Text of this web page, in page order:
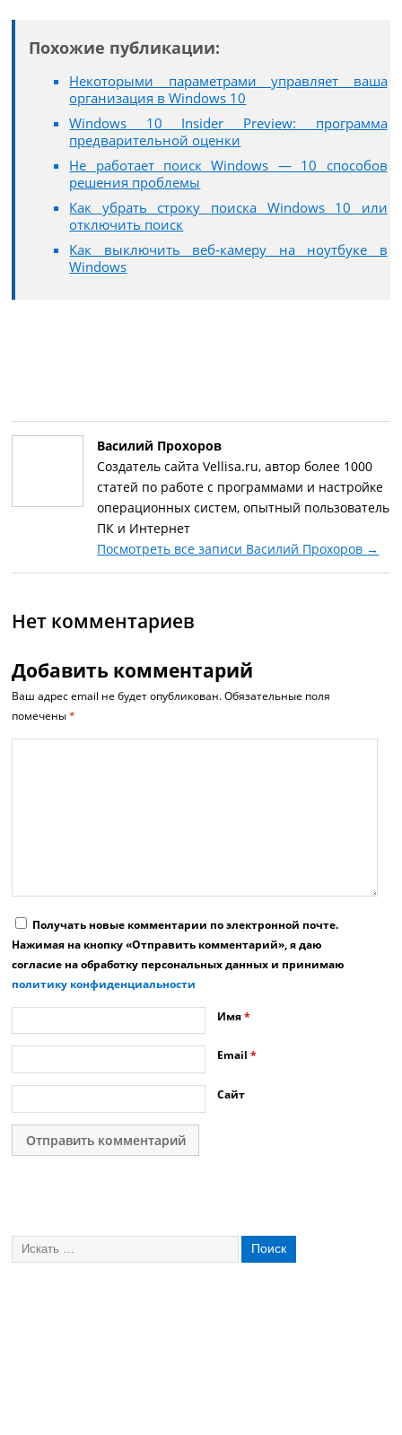
Похожие публикации:
Некоторыми параметрами управляет ваша
организация в Windows 10
Windows 10 Insider Preview: программа
предварительной оценки
Не работает поиск Windows — 10 способов
решения проблемы
Как убрать строку поиска Windows 10 или
отключить поиск
Как выключить веб-камеру на ноутбуке в
Windows
Василий Прохоров
Создатель сайта Vellisa.ru, автор более 1000
статей по работе с программами и настройке
операционных систем, опытный пользователь
ПК и Интернет
Посмотреть все записи Василий Прохоров →
Нет комментариев
Добавить комментарий
Ваш адрес email не будет опубликован. Обязательные поля
помечены*
Получать новые комментарии по электронной почте.
Нажимая на кнопку «Отправить комментарий», я даю
согласие на обработку персональных данных и принимаю
политику конфиденциальности
Имя*
Email*
Сайт